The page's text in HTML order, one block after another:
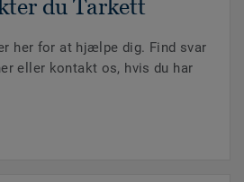
du Tarkett
her for at hjælpe dig. Find svar
eller kontakt os, hvis du har